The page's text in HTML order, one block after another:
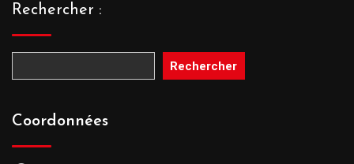
Rechercher :
Rechercher
Coordonnées